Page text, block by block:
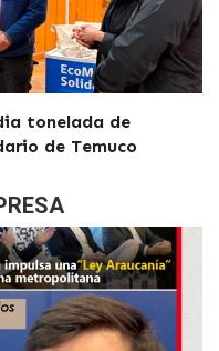
tonelada de
de Temuco